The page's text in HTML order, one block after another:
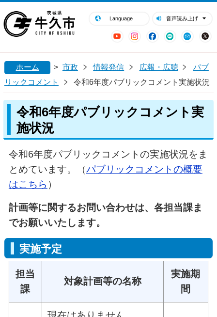
Language 音声読み上げ
YouTubeInstagram
Facebook
LINE Mail
閉じる
ホーム > 市政 情報発信 広報・広聴
パブ
リックコメント
令和6年度パブリックコメント実施状況
令和6年度パブリックコメント実
施状況
令和6年度パブリックコメントの実施状況をま
とめています。（パブリックコメントの概要
はこちら ）
計画等に関するお問い合わせは、各担当課ま
でお願いいたします。
実施予定
担当
課
対象計画等の名称
実施期
間